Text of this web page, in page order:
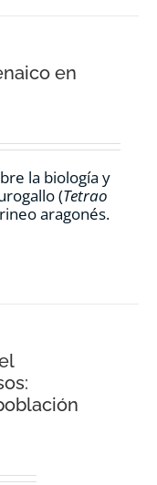
en
la biología y
(Tetrao
aragonés.